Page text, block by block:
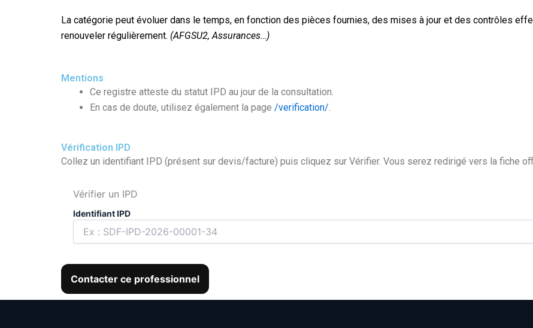
La catégorie peut évoluer dans le temps, en fonction des pièces fournies, des mises à jour et des contrôles
renouveler régulièrement. (AFGSU2, Assurances…)
Mentions
Ce registre atteste du statut IPD au jour de la consultation.
En cas de doute, utilisez également la page /verification/.
Vérification IPD
Collez un identifiant IPD (présent sur devis/facture) puis cliquez sur Vérifier. Vous serez redirigé vers la fiche
Vérifier un IPD
Identifiant IPD
Contacter ce professionnel